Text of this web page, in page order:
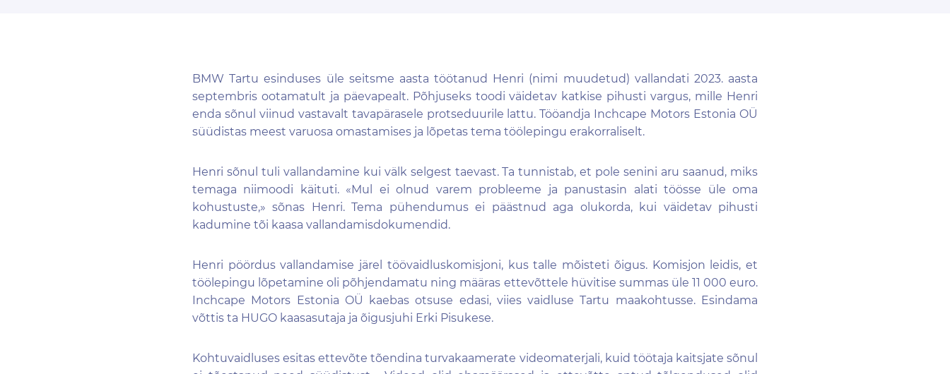
BMW Tartu esinduses üle seitsme aasta töötanud Henri (nimi muudetud) vallandati 2023. aasta
septembris ootamatult ja päevapealt. Põhjuseks toodi väidetav katkise pihusti vargus, mille Henri
enda sõnul viinud vastavalt tavapärasele protseduurile lattu. Tööandja Inchcape Motors Estonia OÜ
süüdistas meest varuosa omastamises ja lõpetas tema töölepingu erakorraliselt.
Henri sõnul tuli vallandamine kui välk selgest taevast. Ta tunnistab, et pole senini aru saanud, miks
temaga niimoodi käituti. «Mul ei olnud varem probleeme ja panustasin alati töösse üle oma
kohustuste,» sõnas Henri. Tema pühendumus ei päästnud aga olukorda, kui väidetav pihusti
kadumine tõi kaasa vallandamisdokumendid.
Henri pöördus vallandamise järel töövaidluskomisjoni, kus talle mõisteti õigus. Komisjon leidis, et
töölepingu lõpetamine oli põhjendamatu ning määras ettevõttele hüvitise summas üle 11 000 euro.
Inchcape Motors Estonia OÜ kaebas otsuse edasi, viies vaidluse Tartu maakohtusse. Esindama
võttis ta HUGO kaasasutaja ja õigusjuhi Erki Pisukese.
Kohtuvaidluses esitas ettevõte tõendina turvakaamerate videomaterjali, kuid töötaja kaitsjate sõnul